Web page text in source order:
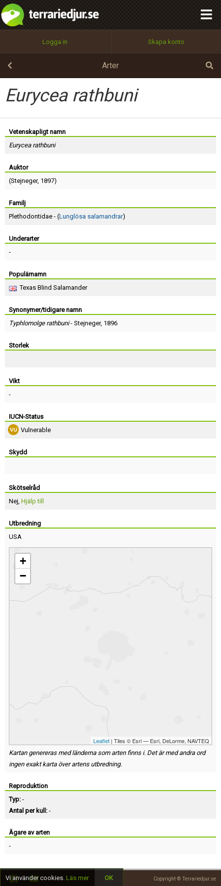
Logga in Skapa konto
Arter
Eurycea rathbuni
Vetenskapligt namn
Eurycea rathbuni
Auktor
(Stejneger, 1897)
Familj
Plethodontidae - (Lunglösa salamandrar)
Underarter
-
Populärnamn
Texas Blind Salamander
Synonymer/tidigare namn
Typhlomolge rathbuni- Stejneger, 1896
Storlek
Vikt
-
IUCN-Status
Vulnerable
Skydd
Skötselråd
Nej, Hjälp till
Utbredning
USA
+
−
Leaflet | Tiles © Esri — Esri, DeLorme, NAVTEQ
Kartan genereras med länderna som arten finns i. Det är med andra ord
ingen exakt karta över artens utbredning.
Reproduktion
Typ: -
Antal per kull: -
Ägare av arten
-
Copyright © Terrariedjur.se
Utför
100%
OK
integritetspolicy
Namn:
Epost:
Användarnamn:
Lösenord:
Terms of Service
Skapa konto
Begär nytt lösenord
Tillbaka till förstasidan
Vi använder cookies. Läs mer OK